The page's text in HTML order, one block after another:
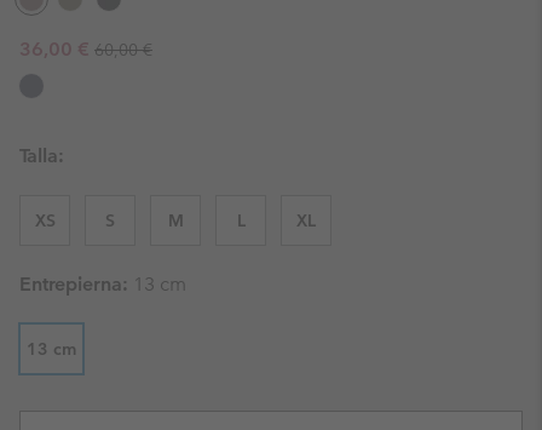
Sale price:
36,00 € Regular price:
60,00 €
Talla:
XS S M L XL
Entrepierna: 13 cm
13 cm